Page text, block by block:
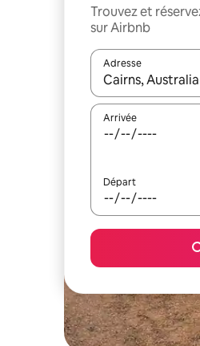
Trouvez et
sur Airbnb
Adresse
Lorsque les
Arrivée
Départ